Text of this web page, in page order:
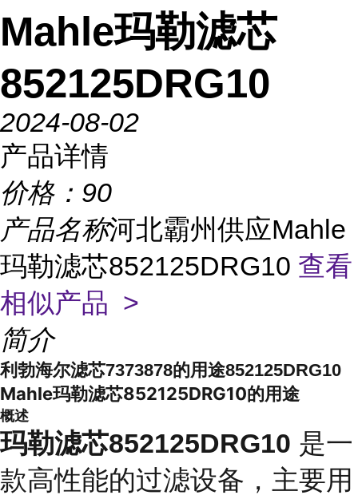
Mahle玛勒滤芯
852125DRG10
2024-08-02
产品详情
价格： 90
产品名称河北霸州供应Mahle
玛勒滤芯852125DRG10 查看
相似产品 >
简介
利勃海尔滤芯7373878的用途852125DRG10
Mahle玛勒滤芯852125DRG10的用途
概述
玛勒滤芯852125DRG10 是一
款高性能的过滤设备，主要用